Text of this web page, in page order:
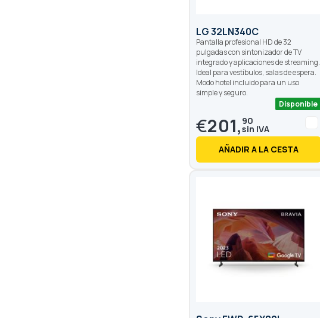
LG 32LN340C
Pantalla profesional HD de 32
pulgadas con sintonizador de TV
integrado y aplicaciones de streaming.
Ideal para vestíbulos, salas de espera.
Modo hotel incluido para un uso
simple y seguro.
Disponible
€201, 90
AÑADIR A LA CESTA